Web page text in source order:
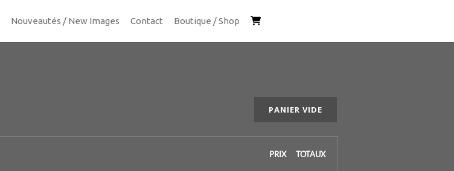
Nouveautés / New Images Contact Boutique / Shop
PANIER VIDE
PRIX TOTAUX